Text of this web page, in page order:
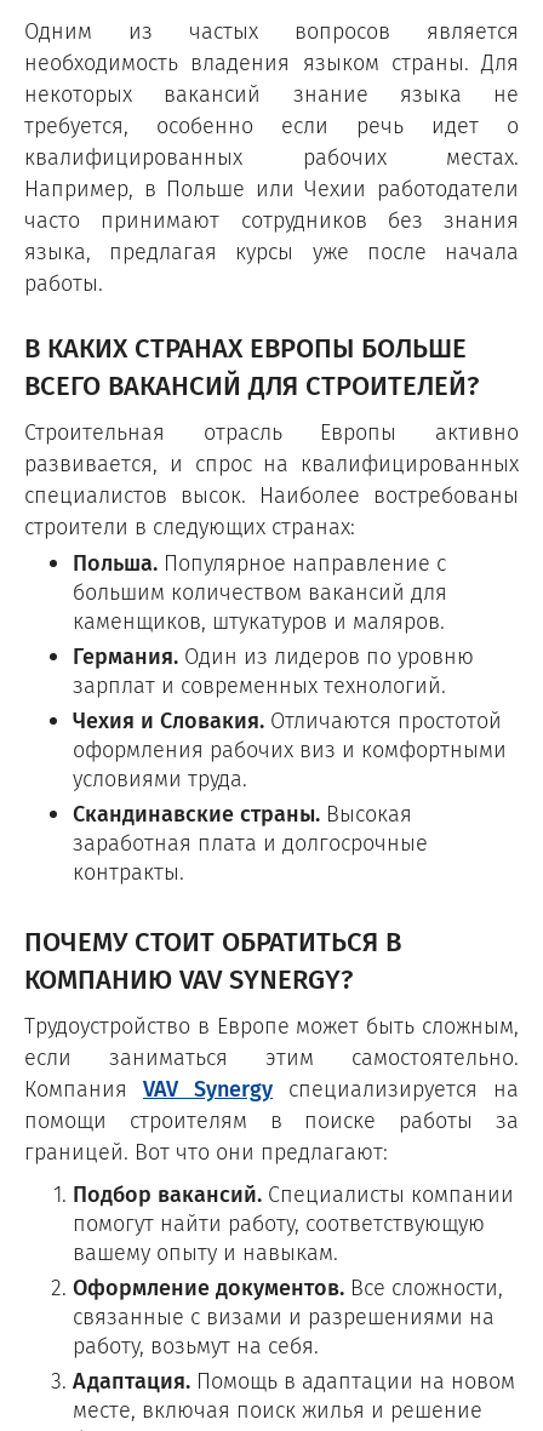
Одним из частых вопросов является
необходимость владения языком страны. Для
некоторых вакансий знание языка не
требуется, особенно если речь идет о
квалифицированных рабочих местах.
Например, в Польше или Чехии работодатели
часто принимают сотрудников без знания
языка, предлагая курсы уже после начала
работы.
В КАКИХ СТРАНАХ ЕВРОПЫ БОЛЬШЕ
ВСЕГО ВАКАНСИЙ ДЛЯ СТРОИТЕЛЕЙ?
Строительная отрасль Европы активно
развивается, и спрос на квалифицированных
специалистов высок. Наиболее востребованы
строители в следующих странах:
Польша. Популярное направление с
большим количеством вакансий для
каменщиков, штукатуров и маляров.
Германия. Один из лидеров по уровню
зарплат и современных технологий.
Чехия и Словакия. Отличаются простотой
оформления рабочих виз и комфортными
условиями труда.
Скандинавские страны. Высокая
заработная плата и долгосрочные
контракты.
ПОЧЕМУ СТОИТ ОБРАТИТЬСЯ В
КОМПАНИЮ VAV SYNERGY?
Трудоустройство в Европе может быть сложным,
если заниматься этим самостоятельно.
Компания VAV Synergy специализируется на
помощи строителям в поиске работы за
границей. Вот что они предлагают:
Подбор вакансий. Специалисты компании
помогут найти работу, соответствующую
вашему опыту и навыкам.
Оформление документов. Все сложности,
связанные с визами и разрешениями на
работу, возьмут на себя.
Адаптация. Помощь в адаптации на новом
месте, включая поиск жилья и решение